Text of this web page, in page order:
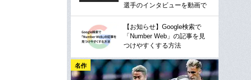
選手のインタビューを動画で
【お知らせ】Google検索で
「Number Web」の記事を見
つけやすくする方法
名作